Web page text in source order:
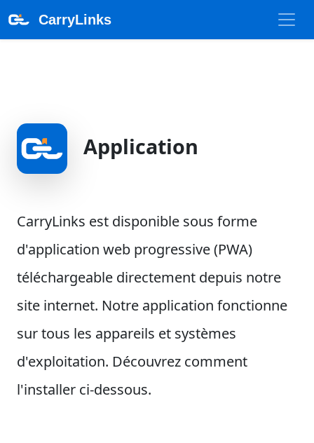
CarryLinks
Application
CarryLinks est disponible sous forme
d'application web progressive (PWA)
téléchargeable directement depuis notre
site internet. Notre application fonctionne
sur tous les appareils et systèmes
d'exploitation. Découvrez comment
l'installer ci-dessous.